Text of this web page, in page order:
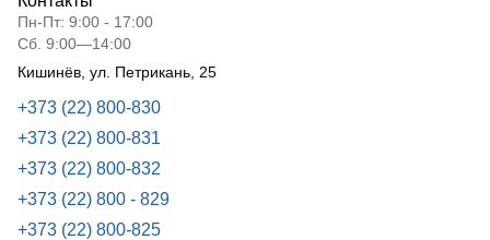
Пн-Пт: 9:00 - 17:00
Сб. 9:00—14:00
Кишинёв, ул. Петрикань, 25
+373 (22) 800-830
+373 (22) 800-831
+373 (22) 800-832
+373 (22) 800 - 829
+373 (22) 800-825